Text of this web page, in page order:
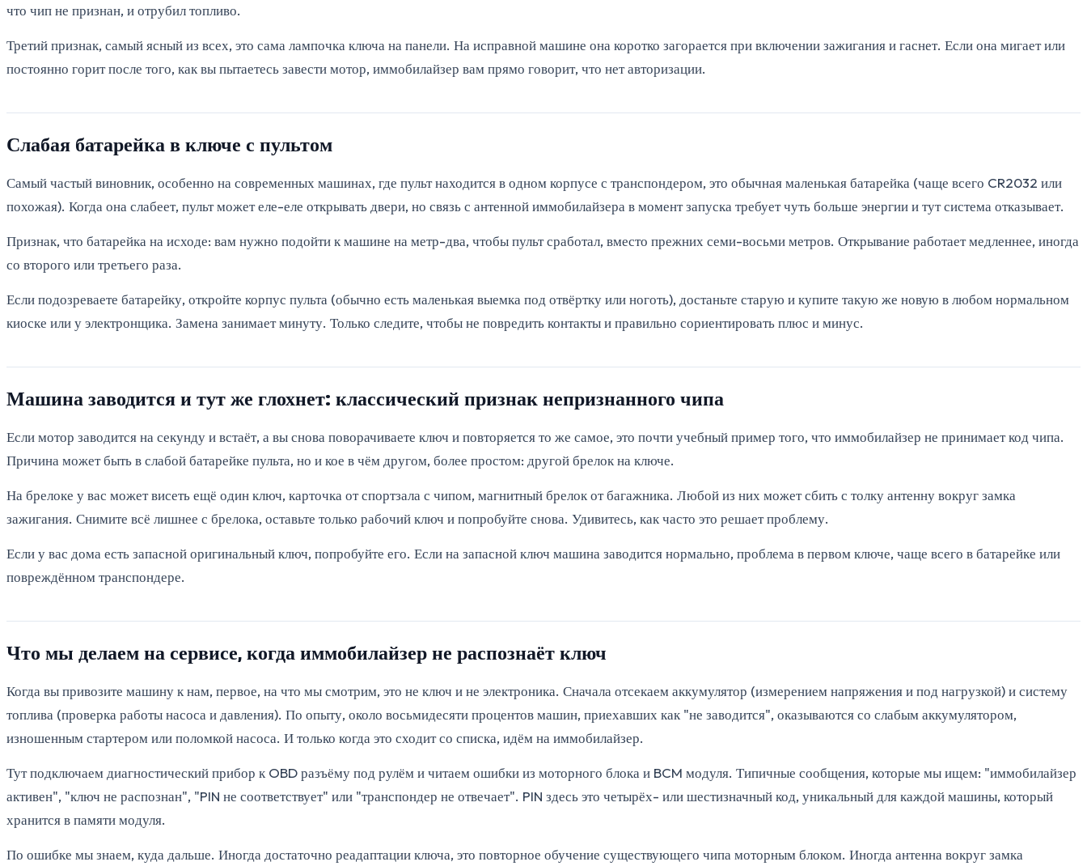
что чип не признан, и отрубил топливо.
Третий признак, самый ясный из всех, это сама лампочка ключа на панели. На исправной машине она коротко загорается при включении зажигания и гаснет. Если она мигает или
постоянно горит после того, как вы пытаетесь завести мотор, иммобилайзер вам прямо говорит, что нет авторизации.
Слабая батарейка в ключе с пультом
Самый частый виновник, особенно на современных машинах, где пульт находится в одном корпусе с транспондером, это обычная маленькая батарейка (чаще всего CR2032 или
похожая). Когда она слабеет, пульт может еле-еле открывать двери, но связь с антенной иммобилайзера в момент запуска требует чуть больше энергии и тут система отказывает.
Признак, что батарейка на исходе: вам нужно подойти к машине на метр-два, чтобы пульт сработал, вместо прежних семи-восьми метров. Открывание работает медленнее, иногда
со второго или третьего раза.
Если подозреваете батарейку, откройте корпус пульта (обычно есть маленькая выемка под отвёртку или ноготь), достаньте старую и купите такую же новую в любом нормальном
киоске или у электронщика. Замена занимает минуту. Только следите, чтобы не повредить контакты и правильно сориентировать плюс и минус.
Машина заводится и тут же глохнет: классический признак непризнанного чипа
Если мотор заводится на секунду и встаёт, а вы снова поворачиваете ключ и повторяется то же самое, это почти учебный пример того, что иммобилайзер не принимает код чипа.
Причина может быть в слабой батарейке пульта, но и кое в чём другом, более простом: другой брелок на ключе.
На брелоке у вас может висеть ещё один ключ, карточка от спортзала с чипом, магнитный брелок от багажника. Любой из них может сбить с толку антенну вокруг замка
зажигания. Снимите всё лишнее с брелока, оставьте только рабочий ключ и попробуйте снова. Удивитесь, как часто это решает проблему.
Если у вас дома есть запасной оригинальный ключ, попробуйте его. Если на запасной ключ машина заводится нормально, проблема в первом ключе, чаще всего в батарейке или
повреждённом транспондере.
Что мы делаем на сервисе, когда иммобилайзер не распознаёт ключ
Когда вы привозите машину к нам, первое, на что мы смотрим, это не ключ и не электроника. Сначала отсекаем аккумулятор (измерением напряжения и под нагрузкой) и систему
топлива (проверка работы насоса и давления). По опыту, около восьмидесяти процентов машин, приехавших как "не заводится", оказываются со слабым аккумулятором,
изношенным стартером или поломкой насоса. И только когда это сходит со списка, идём на иммобилайзер.
Тут подключаем диагностический прибор к OBD разъёму под рулём и читаем ошибки из моторного блока и BCM модуля. Типичные сообщения, которые мы ищем: "иммобилайзер
активен", "ключ не распознан", "PIN не соответствует" или "транспондер не отвечает". PIN здесь это четырёх- или шестизначный код, уникальный для каждой машины, который
хранится в памяти модуля.
По ошибке мы знаем, куда дальше. Иногда достаточно реадаптации ключа, это повторное обучение существующего чипа моторным блоком. Иногда антенна вокруг замка